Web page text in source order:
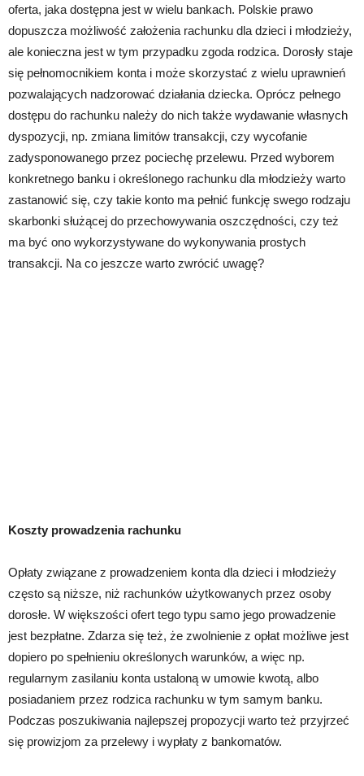
oferta, jaka dostępna jest w wielu bankach. Polskie prawo
dopuszcza możliwość założenia rachunku dla dzieci i młodzieży,
ale konieczna jest w tym przypadku zgoda rodzica. Dorosły staje
się pełnomocnikiem konta i może skorzystać z wielu uprawnień
pozwalających nadzorować działania dziecka. Oprócz pełnego
dostępu do rachunku należy do nich także wydawanie własnych
dyspozycji, np. zmiana limitów transakcji, czy wycofanie
zadysponowanego przez pociechę przelewu. Przed wyborem
konkretnego banku i określonego rachunku dla młodzieży warto
zastanowić się, czy takie konto ma pełnić funkcję swego rodzaju
skarbonki służącej do przechowywania oszczędności, czy też
ma być ono wykorzystywane do wykonywania prostych
transakcji. Na co jeszcze warto zwrócić uwagę?
Koszty prowadzenia rachunku
Opłaty związane z prowadzeniem konta dla dzieci i młodzieży
często są niższe, niż rachunków użytkowanych przez osoby
dorosłe. W większości ofert tego typu samo jego prowadzenie
jest bezpłatne. Zdarza się też, że zwolnienie z opłat możliwe jest
dopiero po spełnieniu określonych warunków, a więc np.
regularnym zasilaniu konta ustaloną w umowie kwotą, albo
posiadaniem przez rodzica rachunku w tym samym banku.
Podczas poszukiwania najlepszej propozycji warto też przyjrzeć
się prowizjom za przelewy i wypłaty z bankomatów.